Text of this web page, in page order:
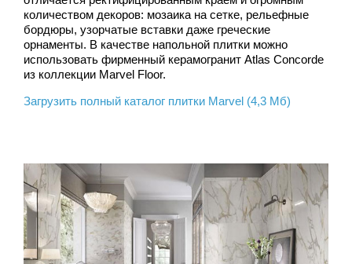
количеством декоров: мозаика на сетке, рельефные
бордюры, узорчатые вставки даже греческие
орнаменты. В качестве напольной плитки можно
использовать фирменный керамогранит Atlas Concorde
из коллекции Marvel Floor.
Загрузить полный каталог плитки Marvel (4,3 Мб)